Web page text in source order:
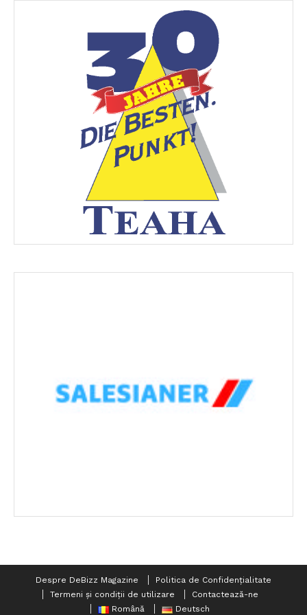
Despre DeBizz Magazine
Politica de Confidențialitate
Termeni și condiții de utilizare
Contactează-ne
Română
Deutsch